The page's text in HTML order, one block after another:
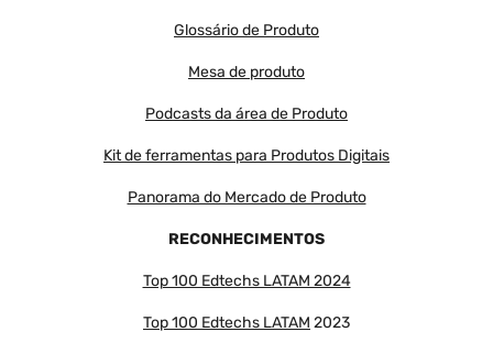
Glossário de Produto
Mesa de produto
Podcasts da área de Produto
Kit de ferramentas para Produtos Digitais
Panorama do Mercado de Produto
RECONHECIMENTOS
Top 100 Edtechs LATAM 2024
Top 100 Edtechs LATAM 2023